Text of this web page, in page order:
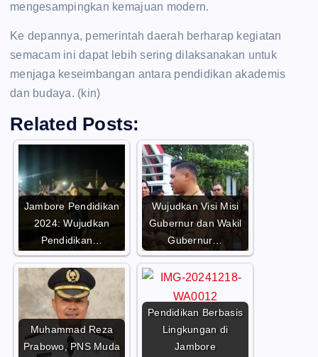
mengesampingkan kemajuan modern.
Ke depannya, pemerintah daerah berharap kegiatan
semacam ini dapat lebih sering dilaksanakan untuk
menjaga keseimbangan antara pendidikan akademis
dan budaya. (kin)
Related Posts:
Jambore Pendidikan
2024: Wujudkan
Pendidikan…
Wujudkan Visi Misi
Gubernur dan Wakil
Gubernur…
Muhammad Reza
Prabowo, PNS Muda
Pendidikan Berbasis
Lingkungan di
Jambore